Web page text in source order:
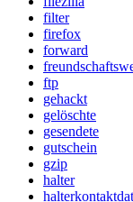
filter
firefox
forward
ftp
gehackt
gelöschte
gesendete
gutschein
gzip
halter